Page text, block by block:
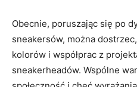
Obecnie, poruszając się po
sneakersów, można
kolorów i współprac z
sneakerheadów. Wspólne